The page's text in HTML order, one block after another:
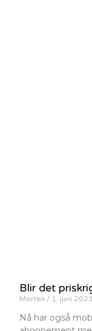
Blir det
Morten 1. juni 2021
Nå har også